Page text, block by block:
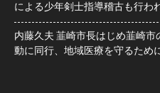
による少年剣士指導稽古も行わ
内藤久夫 韮崎市長はじめ韮崎
動に同行、地域医療を守るため